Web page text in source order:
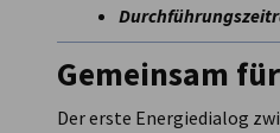
Gemeinsam
Der erste Energiedialog